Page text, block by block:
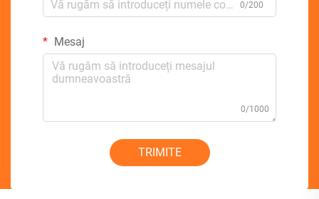
0/200
Mesaj
0/1000
TRIMITE